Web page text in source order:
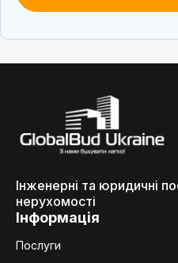
Інженерні та юридичні
нерухомості
Інформація
Послуги